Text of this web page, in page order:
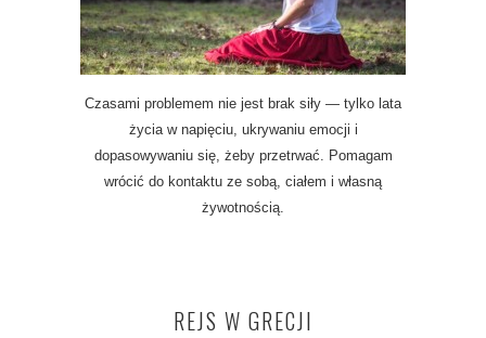
Czasami problemem nie jest brak siły — tylko lata
życia w napięciu, ukrywaniu emocji i
dopasowywaniu się, żeby przetrwać. Pomagam
wrócić do kontaktu ze sobą, ciałem i własną
żywotnością.
REJS W GRECJI